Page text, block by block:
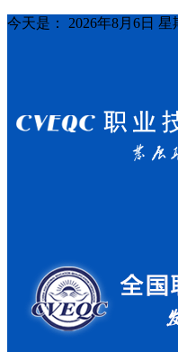
今天是： 2026年8月6日 星